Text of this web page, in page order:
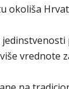
okoliša
vrednote